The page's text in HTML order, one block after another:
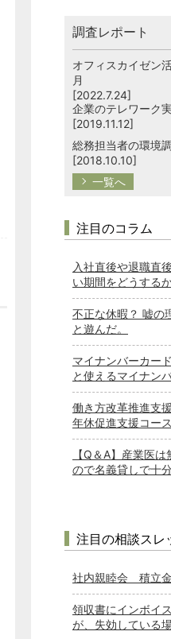
調査レポート
オフィスカイゼン
月
[2022.7.24]
企業のテレワーク
[2019.11.12]
総務担当者の環境
[2018.10.10]
一覧へ
注目のコラム
入社直後や退職直
い期間をどうするか
不正な休暇？ 嘘の
と遊んだ。
マイナンバーカー
と使えるマイナン
働き方改革推進支
年休促進支援コース
【Q＆A】産業医
ので名義貸しで十
注目の相談スレ
社内親睦会 積立
領収書にインボイ
が、失効している